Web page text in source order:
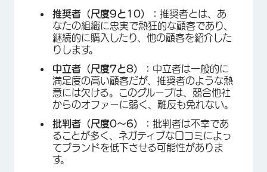
×
推奨者（尺度9と10）： 推奨者とは、あ
なたの組織に忠実で熱狂的な顧客であり、
継続的に購入したり、他の顧客を紹介した
りします。
中立者（尺度7と8）： 中立者は一般的に
満足度の高い顧客だが、推奨者のような熱
意には欠ける。このグループは、競合他社
からのオファーに弱く、離反も免れない。
批判者（尺度0～6）： 批判者は不幸であ
ることが多く、ネガティブな口コミによっ
てブランドを低下させる可能性がありま
す。